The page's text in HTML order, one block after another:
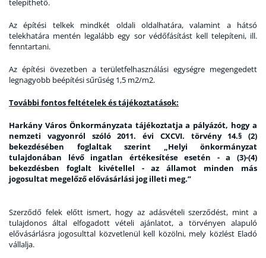
telepíthető.
Az építési telkek mindkét oldali oldalhatára, valamint a hátsó
telekhatára mentén legalább egy sor védőfásítást kell telepíteni, ill.
fenntartani.
Az építési övezetben a területfelhasználási egységre megengedett
legnagyobb beépítési sűrűség 1,5 m2/m2.
További fontos feltételek és tájékoztatások:
Harkány Város Önkormányzata tájékoztatja a pályázót, hogy a
nemzeti vagyonról szóló 2011. évi CXCVI. törvény 14.§ (2)
bekezdésében foglaltak szerint „Helyi önkormányzat
tulajdonában lévő ingatlan értékesítése esetén - a (3)-(4)
bekezdésben foglalt kivétellel - az államot minden más
jogosultat megelőző elővásárlási jog illeti meg.”
Szerződő felek előtt ismert, hogy az adásvételi szerződést, mint a
tulajdonos által elfogadott vételi ajánlatot, a törvényen alapuló
elővásárlásra jogosulttal közvetlenül kell közölni, mely közlést Eladó
vállalja.